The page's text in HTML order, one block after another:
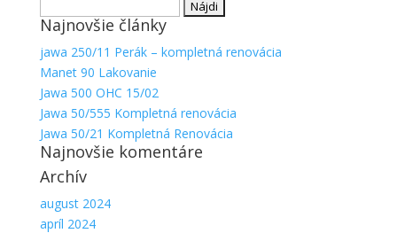
Najnovšie články
jawa 250/11 Perák – kompletná renovácia
Manet 90 Lakovanie
Jawa 500 OHC 15/02
Jawa 50/555 Kompletná renovácia
Jawa 50/21 Kompletná Renovácia
Najnovšie komentáre
Archív
august 2024
apríl 2024